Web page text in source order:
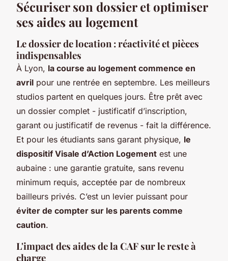
Sécuriser son dossier et optimiser
ses aides au logement
Le dossier de location : réactivité et pièces
indispensables
À Lyon, la course au logement commence en
avril pour une rentrée en septembre. Les meilleurs
studios partent en quelques jours. Être prêt avec
un dossier complet - justificatif d’inscription,
garant ou justificatif de revenus - fait la différence.
Et pour les étudiants sans garant physique, le
dispositif Visale d’Action Logement est une
aubaine : une garantie gratuite, sans revenu
minimum requis, acceptée par de nombreux
bailleurs privés. C’est un levier puissant pour
éviter de compter sur les parents comme
caution.
L'impact des aides de la CAF sur le reste à
charge